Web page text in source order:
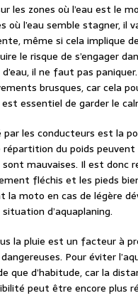
les zones où l’eau est le
où l’eau semble stagner, il
même si cela implique
le risque de s’engager
il ne faut pas
brusques, car cela
essentiel de garder le
les conducteurs est la
répartition du poids
mauvaises. Il est donc
fléchis et les pieds
la moto en cas de légère
d’aquaplaning.
la pluie est un facteur à
Pour éviter
que d’habitude, car la
peut être encore plus